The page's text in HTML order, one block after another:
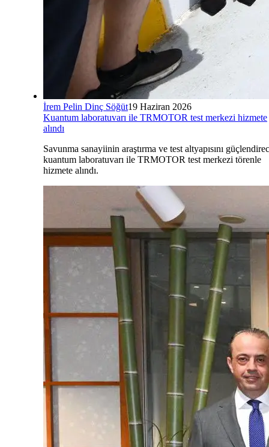
İrem Pelin Dinç Söğüt19 Haziran 2026
Kuantum laboratuvarı ile TRMOTOR test merkezi hizmete
alındı
Savunma sanayiinin araştırma ve test altyapısını
kuantum laboratuvarı ile TRMOTOR test merkezi törenle
hizmete alındı.